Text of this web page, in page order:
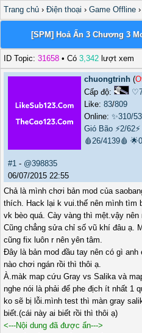
Trang chủ › Điện thoại › Game Offline ›
[SPM] Hoả Ấn 3 Chương 3
ID Topic: 31658 • Có 3,342 lượt xem
chuongtrinh (
Cấp độ:
Like: 83/809
Online: ✨310/
Gió Bão ⚡2/62⚡
🩸26/4139🩸
#1 - @398835
06/07/2015 22:55
Chả là mình chơi bản mod của
thích. Hack lại k vui.thế nên mình tìm
vk bèo quá. Cày vàng thì mệt.vậy
Cũng chẳng sửa chỉ số vũ khí đâu ạ.
cũng fix luôn r nên yên tâm.
Đây là bản mod đầu tay nên có gì
nào chơi ngán rồi thì thôi ạ.
À.màk map cứu Gray vs Salika và
nghe nói là phải để phe địch ít nhất 1
ko sẽ bị lỗi.mình test thì màn gray
biết.(cái này ai biết rồi thì thôi ạ)
<---Nội dung đã được ẩn--->